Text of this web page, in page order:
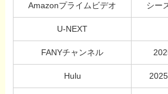
Amazonプライムビデオ シー
U-NEXT
FANYチャンネル
Hulu